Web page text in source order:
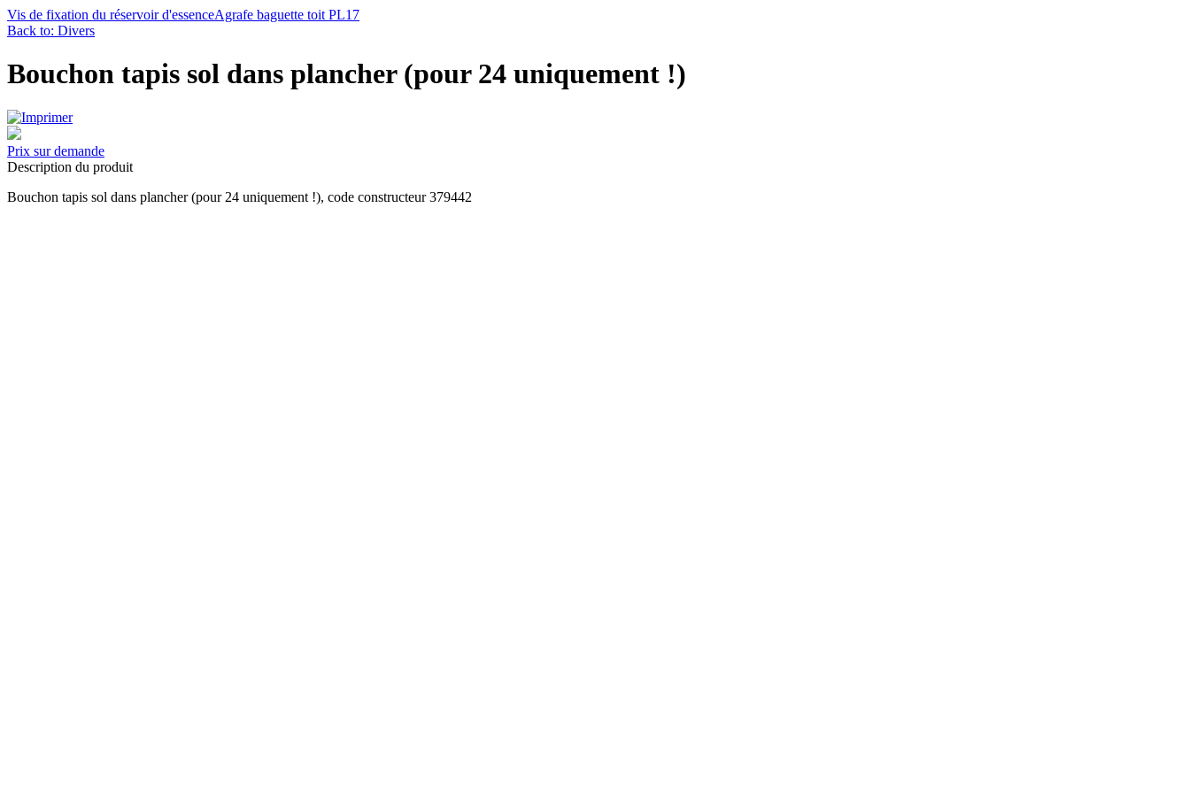
Vis de fixation du réservoir d'essenceAgrafe baguette toit PL17
Back to: Divers
Bouchon tapis sol dans plancher (pour 24 uniquement !)
Prix sur demande
Description du produit
Bouchon tapis sol dans plancher (pour 24 uniquement !), code constructeur 379442